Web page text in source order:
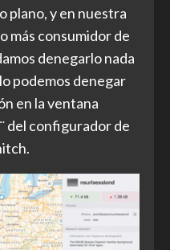
plano, y en nuestra
más consumidor de
denegarlo nada
podemos denegar
en la ventana
del configurador de